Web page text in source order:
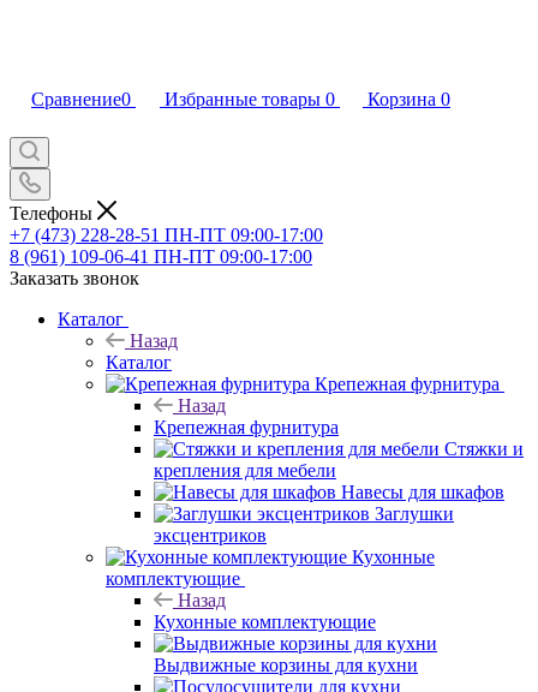
Сравнение0 Избранные товары 0 Корзина 0
Телефоны
+7 (473) 228-28-51 ПН-ПТ 09:00-17:00
8 (961) 109-06-41 ПН-ПТ 09:00-17:00
Заказать звонок
Каталог
Назад
Каталог
Крепежная фурнитура
Назад
Крепежная фурнитура
Стяжки и
крепления для мебели
Навесы для шкафов
Заглушки
эксцентриков
Кухонные
комплектующие
Назад
Кухонные комплектующие
Выдвижные корзины для кухни